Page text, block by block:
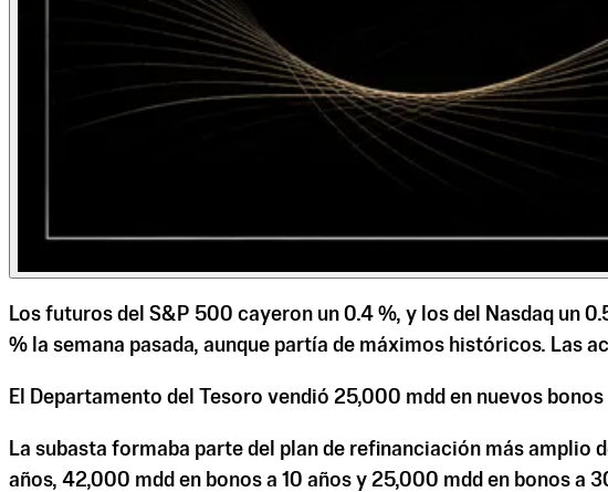
Los futuros del S&P 500 cayeron un 0.4 %, y los del Nasdaq un
% la semana pasada, aunque partía de máximos históricos. Las
El Departamento del Tesoro vendió 25,000 mdd en nuevos
La subasta formaba parte del plan de refinanciación más amplio
años, 42,000 mdd en bonos a 10 años y 25,000 mdd en bonos a